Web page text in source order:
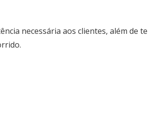
necessária aos clientes, além de